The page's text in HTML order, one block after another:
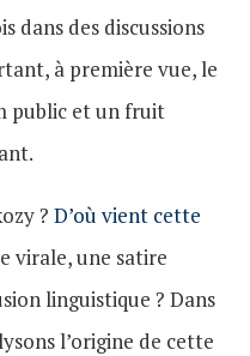
dans des discussions
à première vue, le
public et un fruit
? D’où vient cette
virale, une satire
linguistique ? Dans
l’origine de cette